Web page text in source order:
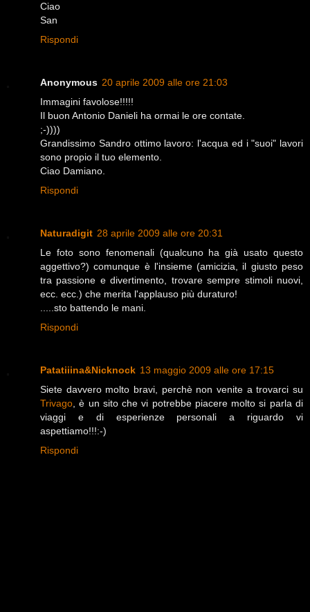
Ciao
San
Rispondi
Anonymous 20 aprile 2009 alle ore 21:03
Immagini favolose!!!!!
Il buon Antonio Danieli ha ormai le ore contate.
;-))))
Grandissimo Sandro ottimo lavoro: l'acqua ed i "suoi" lavori
sono propio il tuo elemento.
Ciao Damiano.
Rispondi
Naturadigit 28 aprile 2009 alle ore 20:31
Le foto sono fenomenali (qualcuno ha già usato questo
aggettivo?) comunque è l'insieme (amicizia, il giusto peso
tra passione e divertimento, trovare sempre stimoli nuovi,
ecc. ecc.) che merita l'applauso più duraturo!
.....sto battendo le mani.
Rispondi
Patatiiina&Nicknock 13 maggio 2009 alle ore 17:15
Siete davvero molto bravi, perchè non venite a trovarci su
Trivago, è un sito che vi potrebbe piacere molto si parla di
viaggi e di esperienze personali a riguardo vi
aspettiamo!!!:-)
Rispondi